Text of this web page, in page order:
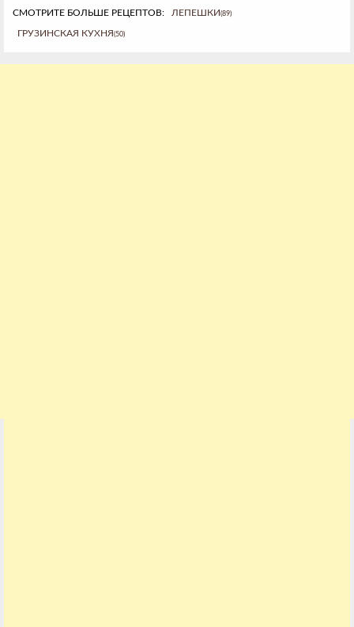
СМОТРИТЕ БОЛЬШЕ РЕЦЕПТОВ: ЛЕПЕШКИ (89)
ГРУЗИНСКАЯ КУХНЯ (50)